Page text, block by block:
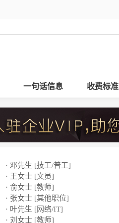
一句话信息 收费标准
· 邓先生 [技工/普工]
· 王女士 [文员]
· 俞女士 [教师]
· 张女士 [其他职位]
· 叶先生 [网络/IT]
· 刘女士 [教师]